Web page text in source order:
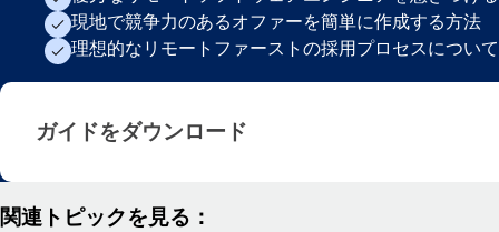
現地で競争力のあるオファーを簡単に作成する方法
理想的なリモートファーストの採用プロセスについ
ガイドをダウンロード · ja-jp
ガイドをダウンロード
関連トピックを見る：